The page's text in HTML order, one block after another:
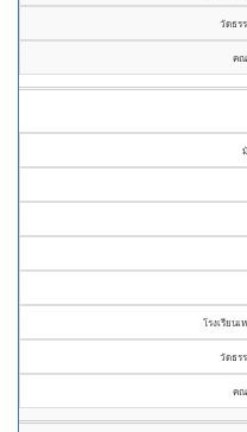
วัดธร
คณ
โรงเรียน
วัดธร
คณ